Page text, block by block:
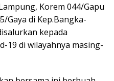
Korem 044/Gapu
Gaya di Kep.Bangka-
kepada
19 di wilayahnya masing-